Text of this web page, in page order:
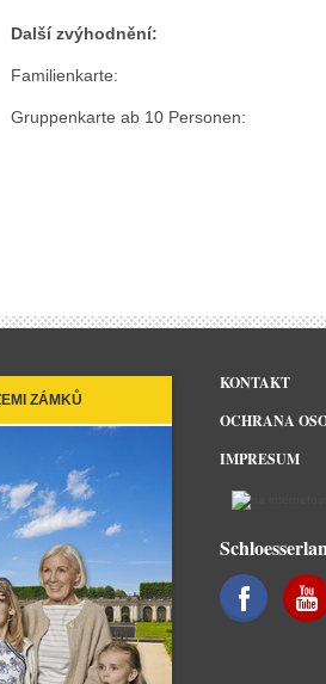
Další zvýhodnění:
Familienkarte:
Gruppenkarte ab 10 Personen:
ZÁMKŮ
KONTAKT
OCHRANA
IMPRESUM